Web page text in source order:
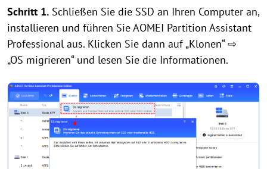
Schritt 1. Schließen Sie die SSD an Ihren Computer an,
installieren und führen Sie AOMEI Partition Assistant
Professional aus. Klicken Sie dann auf „Klonen“ ⇨
„OS migrieren“ und lesen Sie die Informationen.